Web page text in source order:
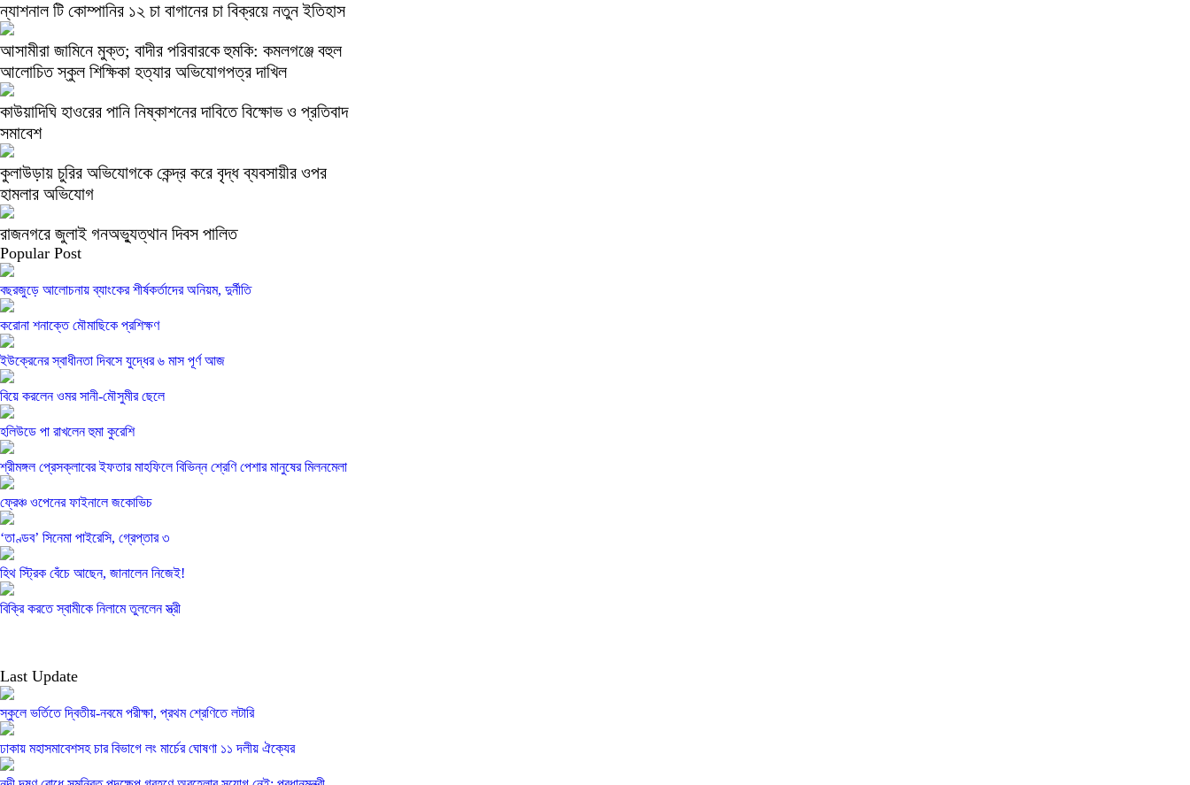
ন্যাশনাল টি কোম্পানির ১২ চা বাগানের চা বিক্রয়ে নতুন ইতিহাস
আসামীরা জামিনে মুক্ত; বাদীর পরিবারকে হুমকি: কমলগঞ্জে বহুল
আলোচিত স্কুল শিক্ষিকা হত্যার অভিযোগপত্র দাখিল
কাউয়াদিঘি হাওরের পানি নিষ্কাশনের দাবিতে বিক্ষোভ ও প্রতিবাদ
সমাবেশ
কুলাউড়ায় চুরির অভিযোগকে কেন্দ্র করে বৃদ্ধ ব্যবসায়ীর ওপর
হামলার অভিযোগ
রাজনগরে জুলাই গনঅভ্যুত্থান দিবস পালিত
Popular Post
বছরজুড়ে আলোচনায় ব্যাংকের শীর্ষকর্তাদের অনিয়ম, দুর্নীতি
করোনা শনাক্তে মৌমাছিকে প্রশিক্ষণ
ইউক্রেনের স্বাধীনতা দিবসে যুদ্ধের ৬ মাস পূর্ণ আজ
বিয়ে করলেন ওমর সানী-মৌসুমীর ছেলে
হলিউডে পা রাখলেন হুমা কুরেশি
শ্রীমঙ্গল প্রেসক্লাবের ইফতার মাহফিলে বিভিন্ন শ্রেণি পেশার মানুষের মিলনমেলা
ফ্রেঞ্চ ওপেনের ফাইনালে জকোভিচ
‘তাণ্ডব’ সিনেমা পাইরেসি, গ্রেপ্তার ৩
হিথ স্ট্রিক বেঁচে আছেন, জানালেন নিজেই!
বিক্রি করতে স্বামীকে নিলামে তুললেন স্ত্রী
Last Update
স্কুলে ভর্তিতে দ্বিতীয়-নবমে পরীক্ষা, প্রথম শ্রেণিতে লটারি
ঢাকায় মহাসমাবেশসহ চার বিভাগে লং মার্চের ঘোষণা ১১ দলীয় ঐক্যের